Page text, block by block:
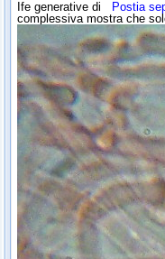
Ife generative di Postia
complessiva mostra che